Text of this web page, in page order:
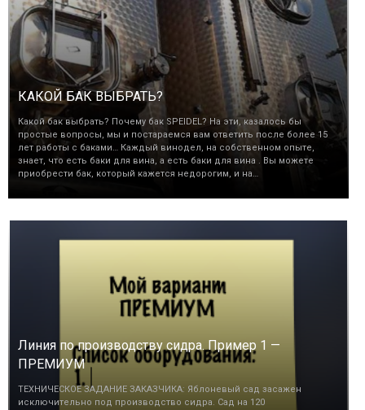
КАКОЙ БАК ВЫБРАТЬ?
Какой бак выбрать? Почему бак SPEIDEL? На эти, казалось бы
простые вопросы, мы и постараемся вам ответить после более 15
лет работы с баками… Каждый винодел, на собственном опыте,
знает, что есть баки для вина, а есть баки для вина . Вы можете
приобрести бак, который кажется недорогим, и на…
Линия по производству сидра. Пример 1 —
ПРЕМИУМ
ТЕХНИЧЕСКОЕ ЗАДАНИЕ ЗАКАЗЧИКА: Яблоневый сад засажен
исключительно под производство сидра. Сад на 120